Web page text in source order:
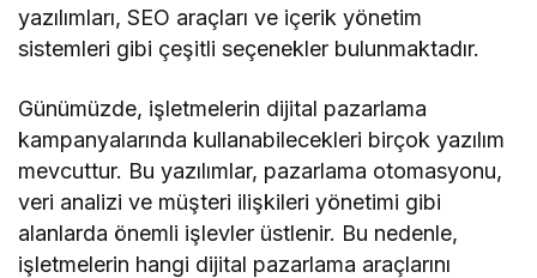
yazılımları, SEO araçları ve içerik yönetim
sistemleri gibi çeşitli seçenekler bulunmaktadır.
Günümüzde, işletmelerin dijital pazarlama
kampanyalarında kullanabilecekleri birçok yazılım
mevcuttur. Bu yazılımlar, pazarlama otomasyonu,
veri analizi ve müşteri ilişkileri yönetimi gibi
alanlarda önemli işlevler üstlenir. Bu nedenle,
işletmelerin hangi dijital pazarlama araçlarını